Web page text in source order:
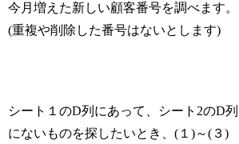
今月増えた新しい顧客番号を調べます。
(重複や削除した番号はないとします)
シート１のD列にあって、シート2のD列
にないものを探したいとき、(１)～(３)